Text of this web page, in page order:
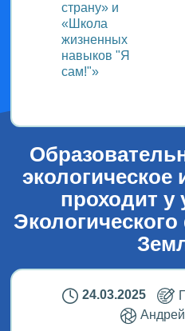
страну» и
«Школа
жизненных
навыков "Я
сам!"»
экологическое
проходит у
24.03.2025